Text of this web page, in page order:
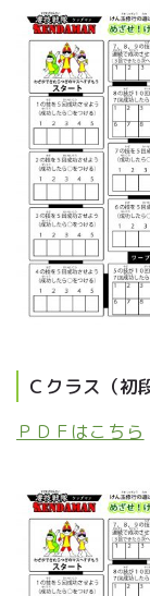
Ｃクラス（初
ＰＤＦはこちら